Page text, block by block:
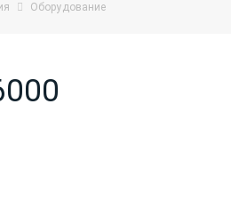
Оборудование